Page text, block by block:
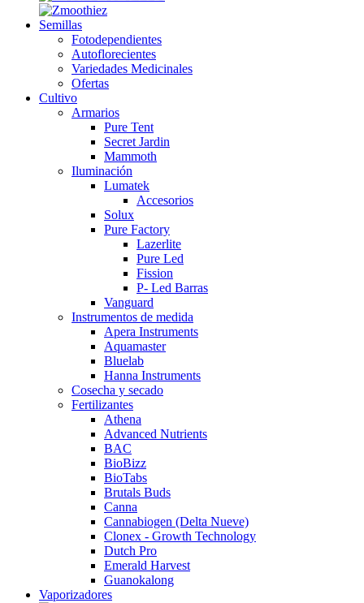
Semillas
Fotodependientes
Autoflorecientes
Variedades Medicinales
Ofertas
Cultivo
Armarios
Pure Tent
Secret Jardin
Mammoth
Iluminación
Lumatek
Accesorios
Solux
Pure Factory
Lazerlite
Pure Led
Fission
P- Led Barras
Vanguard
Instrumentos de medida
Apera Instruments
Aquamaster
Bluelab
Hanna Instruments
Cosecha y secado
Fertilizantes
Athena
Advanced Nutrients
BAC
BioBizz
BioTabs
Brutals Buds
Canna
Cannabiogen (Delta Nueve)
Clonex - Growth Technology
Dutch Pro
Emerald Harvest
Guanokalong
Vaporizadores